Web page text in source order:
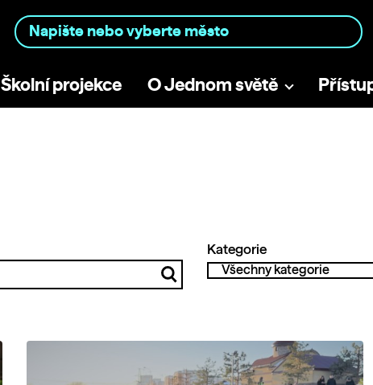
Školní projekce O Jednom světě
Kategorie